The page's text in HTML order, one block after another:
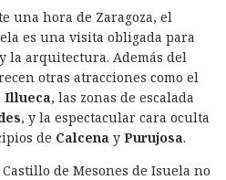
una hora de Zaragoza, el
es una visita obligada para
la arquitectura. Además del
otras atracciones como el
Illueca, las zonas de escalada
, y la espectacular cara oculta
de Calcena y Purujosa.
de Mesones de Isuela no